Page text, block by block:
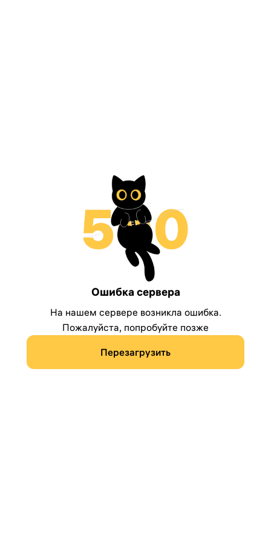
Ошибка сервера
На нашем сервере возникла ошибка.
Пожалуйста, попробуйте позже
Перезагрузить